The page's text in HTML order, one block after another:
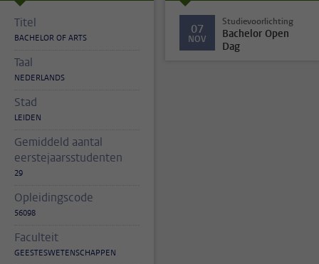
Titel
BACHELOR OF ARTS
Taal
NEDERLANDS
Stad
LEIDEN
Gemiddeld aantal
eerstejaarsstudenten
29
Opleidingscode
56098
Faculteit
GEESTESWETENSCHAPPEN
07
NOV
Studievoorlichting
Bachelor Open
Dag